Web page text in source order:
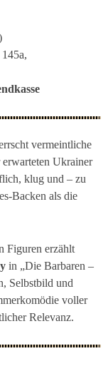
vermeintliche
Ukrainer
klug und – zu
Backen als die
Figuren erzählt
in „Die Barbaren –
Selbstbild und
voller
Relevanz.